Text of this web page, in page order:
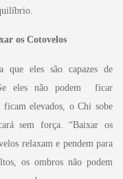
os Cotovelos
que eles são capazes de
eles não podem ficar
ficam elevados, o Chi sobe
sem força. “Baixar os
relaxam e pendem para
os ombros não podem